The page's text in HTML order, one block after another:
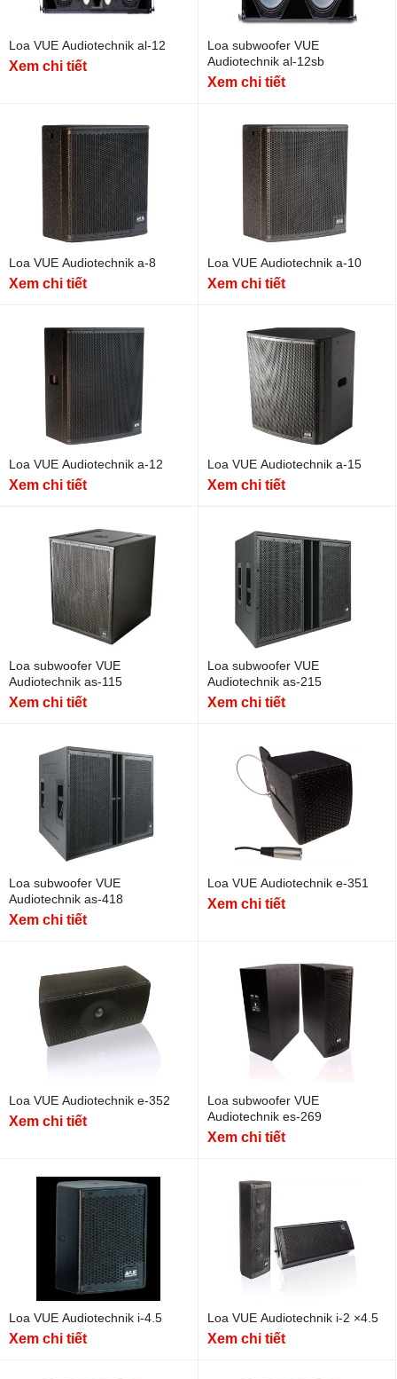
Loa VUE Audiotechnik al-12
Xem chi tiết
Loa subwoofer VUE
Audiotechnik al-12sb
Xem chi tiết
Loa VUE Audiotechnik a-8
Xem chi tiết
Loa VUE Audiotechnik a-10
Xem chi tiết
Loa VUE Audiotechnik a-12
Xem chi tiết
Loa VUE Audiotechnik a-15
Xem chi tiết
Loa subwoofer VUE
Audiotechnik as-115
Xem chi tiết
Loa subwoofer VUE
Audiotechnik as-215
Xem chi tiết
Loa subwoofer VUE
Audiotechnik as-418
Xem chi tiết
Loa VUE Audiotechnik e-351
Xem chi tiết
Loa VUE Audiotechnik e-352
Xem chi tiết
Loa subwoofer VUE
Audiotechnik es-269
Xem chi tiết
Loa VUE Audiotechnik i-4.5
Xem chi tiết
Loa VUE Audiotechnik i-2 ×4.5
Xem chi tiết